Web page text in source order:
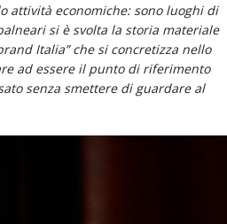
attività economiche: sono luoghi di
si è svolta la storia materiale
Italia” che si concretizza nello
ad essere il punto di riferimento
senza smettere di guardare al